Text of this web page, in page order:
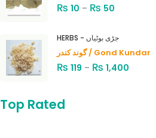
₨ 10 – ₨ 50
HERBS - جڑی بوٹیاں
گوند کندر / Gond Kundar
₨ 119 – ₨ 1,400
Top Rated